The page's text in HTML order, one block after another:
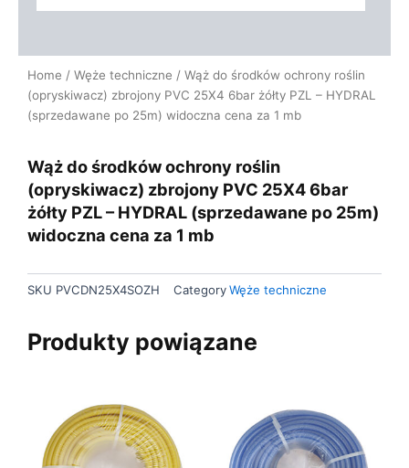
Home / Węże techniczne / Wąż do środków ochrony roślin
(opryskiwacz) zbrojony PVC 25X4 6bar żółty PZL – HYDRAL
(sprzedawane po 25m) widoczna cena za 1 mb
Wąż do środków ochrony roślin
(opryskiwacz) zbrojony PVC 25X4 6bar
żółty PZL – HYDRAL (sprzedawane po 25m)
widoczna cena za 1 mb
SKU PVCDN25X4SOZH CategoryWęże techniczne
Produkty powiązane